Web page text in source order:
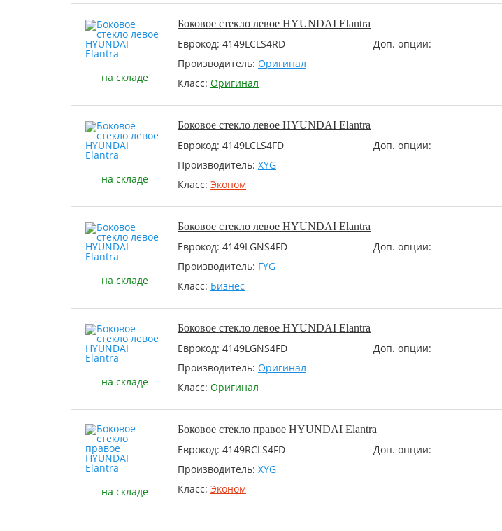
на складе
Боковое стекло левое HYUNDAI Elantra
Еврокод: 4149LCLS4RD
Производитель: Оригинал
Класс: Оригинал
Доп. опции:
на складе
Боковое стекло левое HYUNDAI Elantra
Еврокод: 4149LCLS4FD
Производитель: XYG
Класс: Эконом
Доп. опции:
на складе
Боковое стекло левое HYUNDAI Elantra
Еврокод: 4149LGNS4FD
Производитель: FYG
Класс: Бизнес
Доп. опции:
на складе
Боковое стекло левое HYUNDAI Elantra
Еврокод: 4149LGNS4FD
Производитель: Оригинал
Класс: Оригинал
Доп. опции:
на складе
Боковое стекло правое HYUNDAI Elantra
Еврокод: 4149RCLS4FD
Производитель: XYG
Класс: Эконом
Доп. опции: